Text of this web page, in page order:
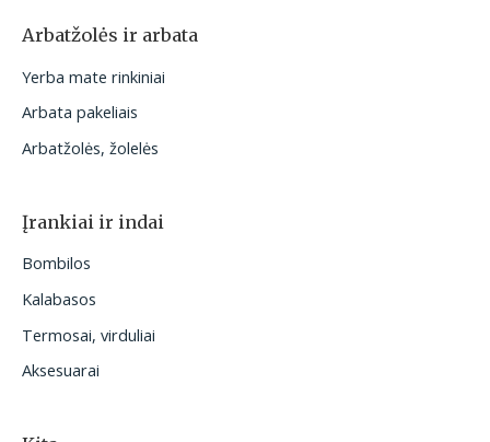
Arbatžolės ir arbata
Yerba mate rinkiniai
Arbata pakeliais
Arbatžolės, žolelės
Įrankiai ir indai
Bombilos
Kalabasos
Termosai, virduliai
Aksesuarai